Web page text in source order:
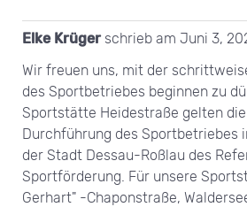
Elke Krüger schrieb am Juni 3,
Wir freuen uns, mit der
des Sportbetriebes beginnen zu
Sportstätte Heidestraße gelten
Durchführung des Sportbetriebes
der Stadt Dessau-Roßlau des
Sportförderung. Für unsere
Gerhart" -Chaponstraße,